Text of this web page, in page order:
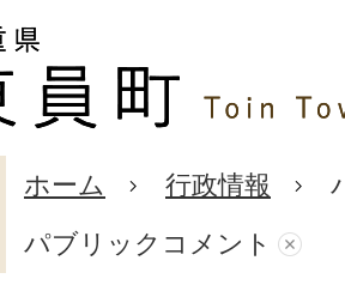
ホーム 行政情報
パブリックコメント